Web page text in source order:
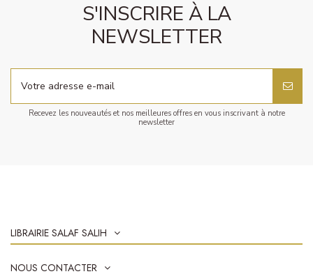
S'INSCRIRE À LA
NEWSLETTER
Recevez les nouveautés et nos meilleures offres en vous inscrivant à notre
newsletter
LIBRAIRIE SALAF SALIH
NOUS CONTACTER